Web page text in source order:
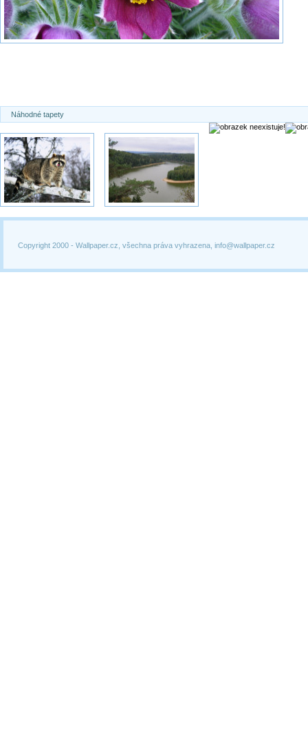
Náhodné tapety
Copyright 2000 - Wallpaper.cz, všechna práva vyhrazena, info@wallpaper.cz